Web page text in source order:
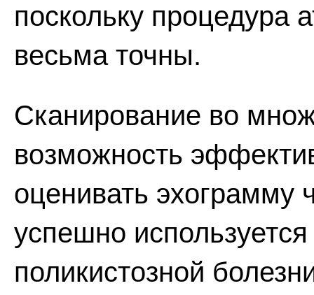
поскольку процедура
весьма точны.
Сканирование во
возможность
оценивать эхограмму
успешно используется
поликистозной